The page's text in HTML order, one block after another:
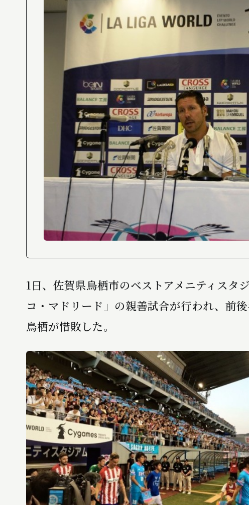
1日、佐賀県鳥栖市のベストアメニティスタ
コ・マドリード」の親善試合が行われ、前
鳥栖が惜敗した。